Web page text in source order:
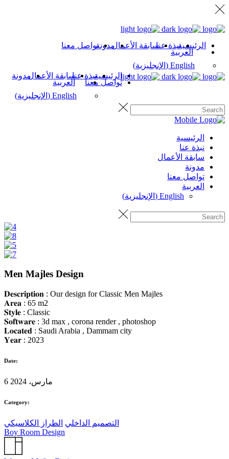
الرئيسيةنبذة عناسابقة الأعمالمدونةتواصل معنا
العربية
English
( الإنجليزية)
الرئيسيةنبذة عناسابقة الأعمالمدونة
تواصل معنا
العربية
English
( الإنجليزية)
الرئيسية
نبذة عنا
سابقة الأعمال
مدونة
تواصل معنا
العربية
English
( الإنجليزية)
Men Majles Design
𝐃𝐞𝐬𝐜𝐫𝐢𝐩𝐭𝐢𝐨𝐧 : Our design for Classic Men Majles
𝐀𝐫𝐞𝐚 : 65 m2
𝐒𝐭𝐲𝐥𝐞 : Classic
𝐒𝐨𝐟𝐭𝐰𝐚𝐫𝐞 : 3d max , corona render , photoshop
𝐋𝐨𝐜𝐚𝐭𝐞𝐝 : Saudi Arabia , Dammam city
𝐘𝐞𝐚𝐫 : 2023
Date:
6 مارس، 2024
Category:
التصميم الداخلي الطراز الكلاسيكي
Boy Room Design